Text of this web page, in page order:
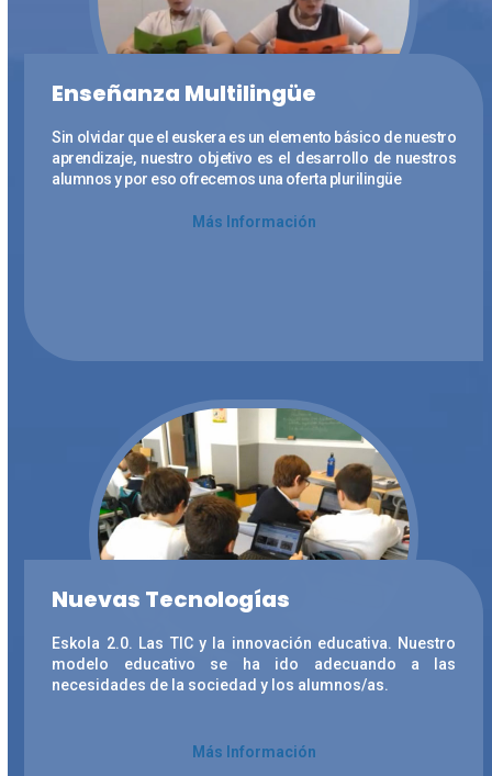
Enseñanza Multilingüe
Sin olvidar que el euskera es un elemento básico de nuestro
aprendizaje, nuestro objetivo es el desarrollo de nuestros
alumnos y por eso ofrecemos una oferta plurilingüe
Más Información
Nuevas Tecnologías
Eskola 2.0. Las TIC y la innovación educativa. Nuestro
modelo educativo se ha ido adecuando a las
necesidades de la sociedad y los alumnos/as.
Más Información